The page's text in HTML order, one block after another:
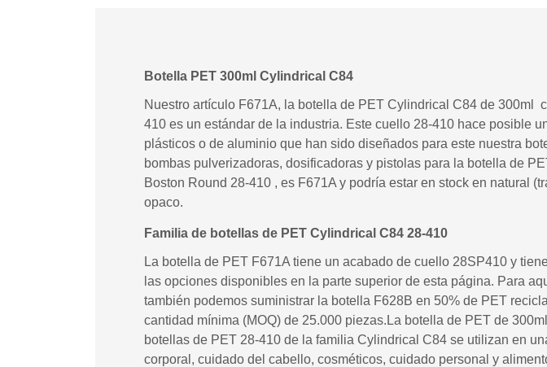
Botella PET 300ml Cylindrical C84
Nuestro artículo F671A, la botella de PET Cylindrical C84 de
410 es un estándar de la industria. Este cuello 28-410 hace posible
plásticos o de aluminio que han sido diseñados para este nuestra
bombas pulverizadoras, dosificadoras y pistolas para la botella de
Boston Round 28-410 , es F671A y podría estar en stock en natural
opaco.
Familia de botellas de PET Cylindrical C84 28-410
La botella de PET F671A tiene un acabado de cuello 28SP410 y
las opciones disponibles en la parte superior de esta página. Para
también podemos suministrar la botella F628B en 50% de PET
cantidad mínima (MOQ) de 25.000 piezas.La botella de PET de
botellas de PET 28-410 de la familia Cylindrical C84 se utilizan en
corporal, cuidado del cabello, cosméticos, cuidado personal y